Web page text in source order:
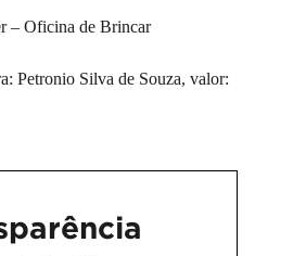
– Oficina de Brincar
Petronio Silva de Souza, valor: